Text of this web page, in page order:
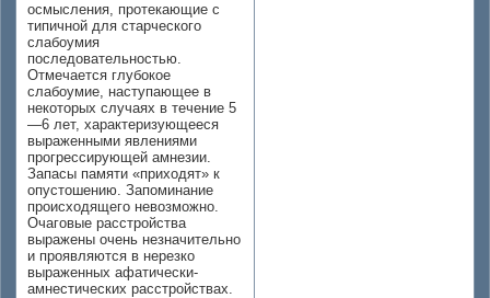
осмысления, протекающие с
типичной для старческого
слабоумия
последовательностью.
Отмечается глубокое
слабоумие, наступающее в
некоторых случаях в течение 5
—6 лет, характеризующееся
выраженными явлениями
прогрессирующей амнезии.
Запасы памяти «приходят» к
опустошению. Запоминание
происходящего невозможно.
Очаговые расстройства
выражены очень незначительно
и проявляются в нерезко
выраженных афатически-
амнестических расстройствах.